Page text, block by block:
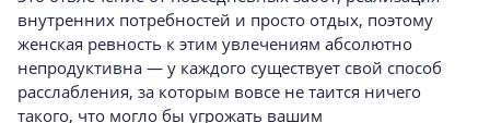
внутренних потребностей и просто отдых, по­этому
женская ревность к этим увлечениям аб­солютно
непродуктивна — у каждого сущест­вует свой способ
расслабления, за которым вовсе не таится ничего
такого, что могло бы угрожать вашим